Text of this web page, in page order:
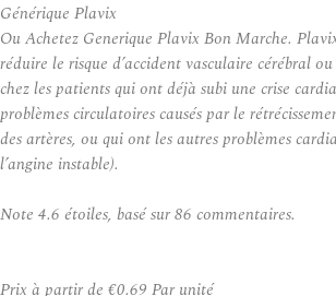
Générique Plavix
Ou Achetez Generique Plavix Bon Marche.
réduire le risque d’accident vasculaire cérébral
chez les patients qui ont déjà subi une crise
problèmes circulatoires causés par le
des artères, ou qui ont les autres problèmes
l’angine instable).
Note 4.6 étoiles, basé sur86 commentaires.
Prix à partir de €0.69 Par unité